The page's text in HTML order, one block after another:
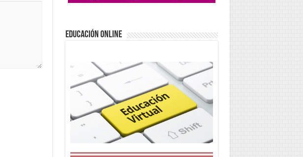
EDUCACIÓN ONLINE